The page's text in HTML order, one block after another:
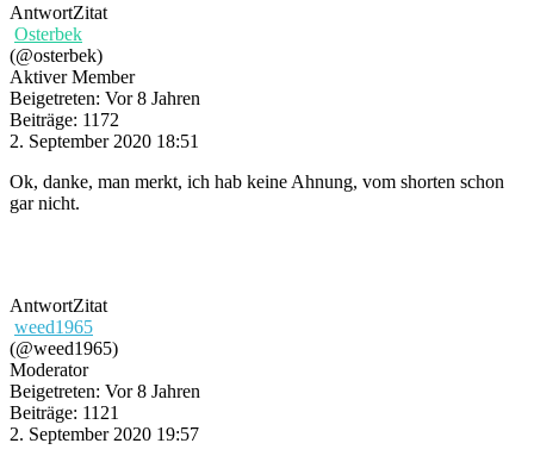
AntwortZitat
Osterbek
(@osterbek)
Aktiver Member
Beigetreten: Vor 8 Jahren
Beiträge: 1172
2. September 2020 18:51
Ok, danke, man merkt, ich hab keine Ahnung, vom shorten schon
gar nicht.
AntwortZitat
weed1965
(@weed1965)
Moderator
Beigetreten: Vor 8 Jahren
Beiträge: 1121
2. September 2020 19:57